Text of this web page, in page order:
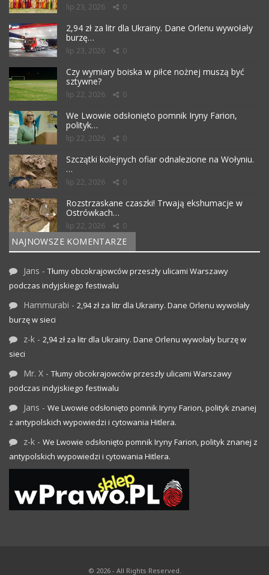
lip 23, 2026 0
2,94 zł za litr dla Ukrainy. Dane Orlenu wywołały
burzę…
lip 23, 2026 0
Czy wymiary boiska w piłce nożnej muszą być
sztywne?
lip 22, 2026 0
We Lwowie odsłonięto pomnik Iryny Farion,
polityk…
lip 22, 2026 0
Szczątki kolejnych ofiar odnalezione na Wołyniu.
…
lip 22, 2026 0
Rozstrzaskane czaszki! Trwają ekshumacje w
Ostrówkach…
lip 22, 2026 0
NAJNOWSZE KOMENTARZE
Jans - Tłumy obcokrajowców przeszły ulicami Warszawy
podczas indyjskiego festiwalu
Hammurabi - 2,94 zł za litr dla Ukrainy. Dane Orlenu wywołały
burzę w sieci
z-k - 2,94 zł za litr dla Ukrainy. Dane Orlenu wywołały burzę w
sieci
Mr. X - Tłumy obcokrajowców przeszły ulicami Warszawy
podczas indyjskiego festiwalu
Jans - We Lwowie odsłonięto pomnik Iryny Farion, polityk znanej
z antypolskich wypowiedzi i cytowania Hitlera.
z-k - We Lwowie odsłonięto pomnik Iryny Farion, polityk znanej z
antypolskich wypowiedzi i cytowania Hitlera.
© 2026 - All Rights Reserved.